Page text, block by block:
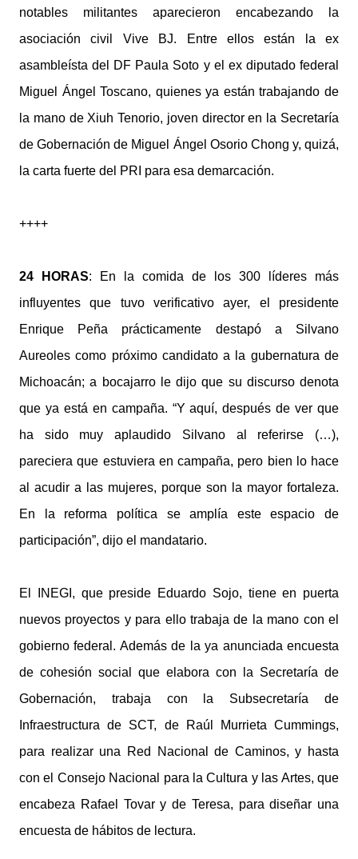
notables militantes aparecieron encabezando la
asociación civil Vive BJ. Entre ellos están la ex
asambleísta del DF Paula Soto y el ex diputado federal
Miguel Ángel Toscano, quienes ya están trabajando de
la mano de Xiuh Tenorio, joven director en la Secretaría
de Gobernación de Miguel Ángel Osorio Chong y, quizá,
la carta fuerte del PRI para esa demarcación.
++++
24 HORAS: En la comida de los 300 líderes más
influyentes que tuvo verificativo ayer, el presidente
Enrique Peña prácticamente destapó a Silvano
Aureoles como próximo candidato a la gubernatura de
Michoacán; a bocajarro le dijo que su discurso denota
que ya está en campaña. “Y aquí, después de ver que
ha sido muy aplaudido Silvano al referirse (…),
pareciera que estuviera en campaña, pero bien lo hace
al acudir a las mujeres, porque son la mayor fortaleza.
En la reforma política se amplía este espacio de
participación”, dijo el mandatario.
El INEGI, que preside Eduardo Sojo, tiene en puerta
nuevos proyectos y para ello trabaja de la mano con el
gobierno federal. Además de la ya anunciada encuesta
de cohesión social que elabora con la Secretaría de
Gobernación, trabaja con la Subsecretaría de
Infraestructura de SCT, de Raúl Murrieta Cummings,
para realizar una Red Nacional de Caminos, y hasta
con el Consejo Nacional para la Cultura y las Artes, que
encabeza Rafael Tovar y de Teresa, para diseñar una
encuesta de hábitos de lectura.